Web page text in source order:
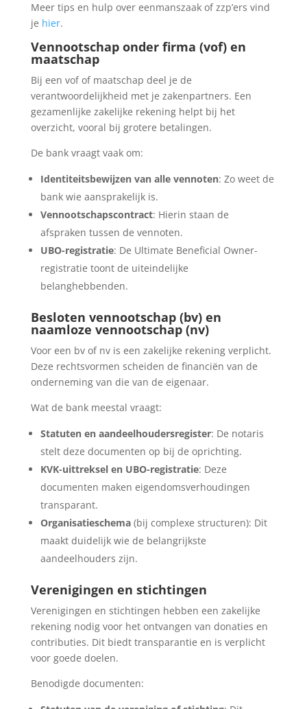
Meer tips en hulp over eenmanszaak of zzp’ers vind
je hier.
Vennootschap onder firma (vof) en
maatschap
Bij een vof of maatschap deel je de
verantwoordelijkheid met je zakenpartners. Een
gezamenlijke zakelijke rekening helpt bij het
overzicht, vooral bij grotere betalingen.
De bank vraagt vaak om:
Identiteitsbewijzen van alle vennoten: Zo weet de
bank wie aansprakelijk is.
Vennootschapscontract: Hierin staan de
afspraken tussen de vennoten.
UBO-registratie: De Ultimate Beneficial Owner-
registratie toont de uiteindelijke
belanghebbenden.
Besloten vennootschap (bv) en
naamloze vennootschap (nv)
Voor een bv of nv is een zakelijke rekening verplicht.
Deze rechtsvormen scheiden de financiën van de
onderneming van die van de eigenaar.
Wat de bank meestal vraagt:
Statuten en aandeelhoudersregister: De notaris
stelt deze documenten op bij de oprichting.
KVK-uittreksel en UBO-registratie: Deze
documenten maken eigendomsverhoudingen
transparant.
Organisatieschema(bij complexe structuren): Dit
maakt duidelijk wie de belangrijkste
aandeelhouders zijn.
Verenigingen en stichtingen
Verenigingen en stichtingen hebben een zakelijke
rekening nodig voor het ontvangen van donaties en
contributies. Dit biedt transparantie en is verplicht
voor goede doelen.
Benodigde documenten: